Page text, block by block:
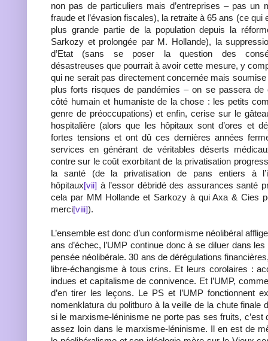
non pas de particuliers mais d’entreprises – pas un
fraude et l’évasion fiscales), la retraite à 65 ans (ce qui
plus grande partie de la population depuis la
Sarkozy et prolongée par M. Hollande), la
d’Etat (sans se poser la question des
désastreuses que pourrait à avoir cette mesure, y
qui ne serait pas directement concernée mais
plus forts risques de pandémies – on se passera de
côté humain et humaniste de la chose : les petits
genre de préoccupations) et enfin, cerise sur le
hospitalière (alors que les hôpitaux sont d’ores et
fortes tensions et ont dû ces dernières années
services en générant de véritables déserts
contre sur le coût exorbitant de la privatisation
la santé (de la privatisation de pans entiers à
hôpitaux[vii] à l’essor débridé des assurances santé
cela par MM Hollande et Sarkozy à qui Axa & Cies
merci[viii]).
L’ensemble est donc d’un conformisme néolibéral
ans d’échec, l’UMP continue donc à se diluer dans
pensée néolibérale. 30 ans de dérégulations
libre-échangisme à tous crins. Et leurs corolaires :
indues et capitalisme de connivence. Et l’UMP,
d’en tirer les leçons. Le PS et l’UMP fonctionnent
nomenklatura du politburo à la veille de la chute finale
si le marxisme-léninisme ne porte pas ses fruits, c’est
assez loin dans le marxisme-léninisme. Il en est de